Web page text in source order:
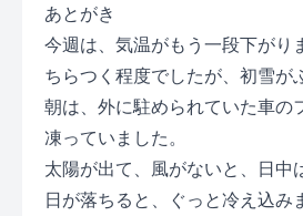
あとがき
今週は、気温がもう一段下がり
ちらつく程度でしたが、初雪が
朝は、外に駐められていた車の
凍っていました。
太陽が出て、風がないと、日中
日が落ちると、ぐっと冷え込み